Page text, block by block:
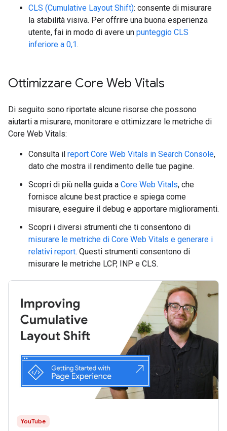
CLS (Cumulative Layout Shift): consente di misurare
la stabilità visiva. Per offrire una buona esperienza
utente, fai in modo di avere un punteggio CLS
inferiore a 0,1.
Ottimizzare Core Web Vitals
Di seguito sono riportate alcune risorse che possono
aiutarti a misurare, monitorare e ottimizzare le metriche di
Core Web Vitals:
Consulta il report Core Web Vitals in Search Console,
dato che mostra il rendimento delle tue pagine.
Scopri di più nella guida a Core Web Vitals, che
fornisce alcune best practice e spiega come
misurare, eseguire il debug e apportare miglioramenti.
Scopri i diversi strumenti che ti consentono di
misurare le metriche di Core Web Vitals e generare i
relativi report. Questi strumenti consentono di
misurare le metriche LCP, INP e CLS.
YouTube